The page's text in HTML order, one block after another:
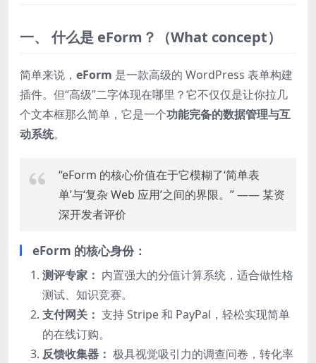
一、 什么是 eForm？（What concept）
简单来说， eForm 是一款高级的 WordPress 表单构建
插件。但“高级”二字体现在哪里？它不仅仅是让你拉几
个文本框那么简单，它是一个功能完备的数据管理与互
动系统。
“eForm 的核心价值在于它模糊了‘简单表
单’与‘复杂 Web 应用’之间的界限。” —— 某资
深开发者评价
eForm 的核心身份：
测评专家： 内置强大的分值计算系统，适合做性格
测试、知识竞赛。
支付网关： 支持 Stripe 和 PayPal，轻松实现简单
的在线订购。
反馈收集器： 极具视觉吸引力的调查问卷，转化率